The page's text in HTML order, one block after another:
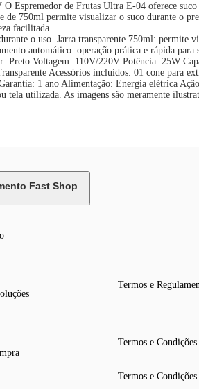
Espremedor de Frutas Ultra E-04 oferece
750ml permite visualizar o suco durante o
facilitada.
o uso. Jarra transparente 750ml: permite
automático: operação prática e rápida para
Voltagem: 110V/220V Potência: 25W
Acessórios incluídos: 01 cone para
1 ano Alimentação: Energia elétrica
utilizada. As imagens são meramente
Fast Shop
Termos e
Termos e Condições
Termos e